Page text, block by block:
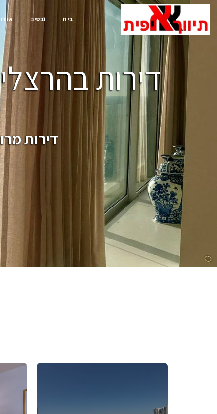
בית נכסים
דירות
דירות